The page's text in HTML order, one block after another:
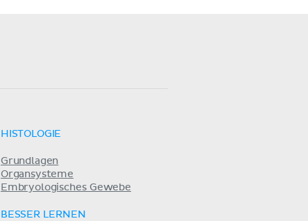
HISTOLOGIE
Grundlagen
Organsysteme
Embryologisches Gewebe
BESSER LERNEN